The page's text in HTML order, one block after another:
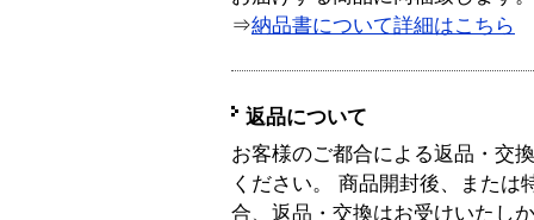
⇒納品書について詳細はこちら
返品について
お客様のご都合による返品・交
ください。 商品開封後、または
合、返品・交換はお受けいたし